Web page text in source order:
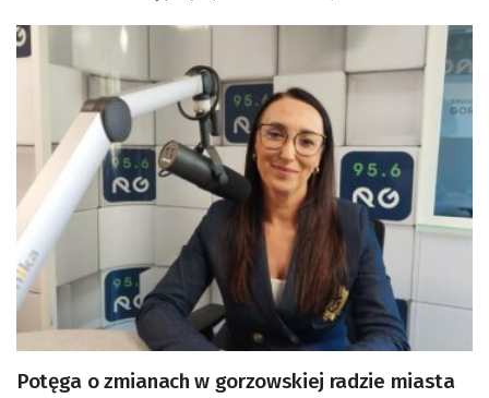
Potęga o zmianach w gorzowskiej radzie miasta